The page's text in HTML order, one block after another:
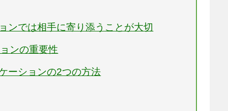
ンでは相手に寄り添うことが大切
ンの重要性
ーションの2つの方法